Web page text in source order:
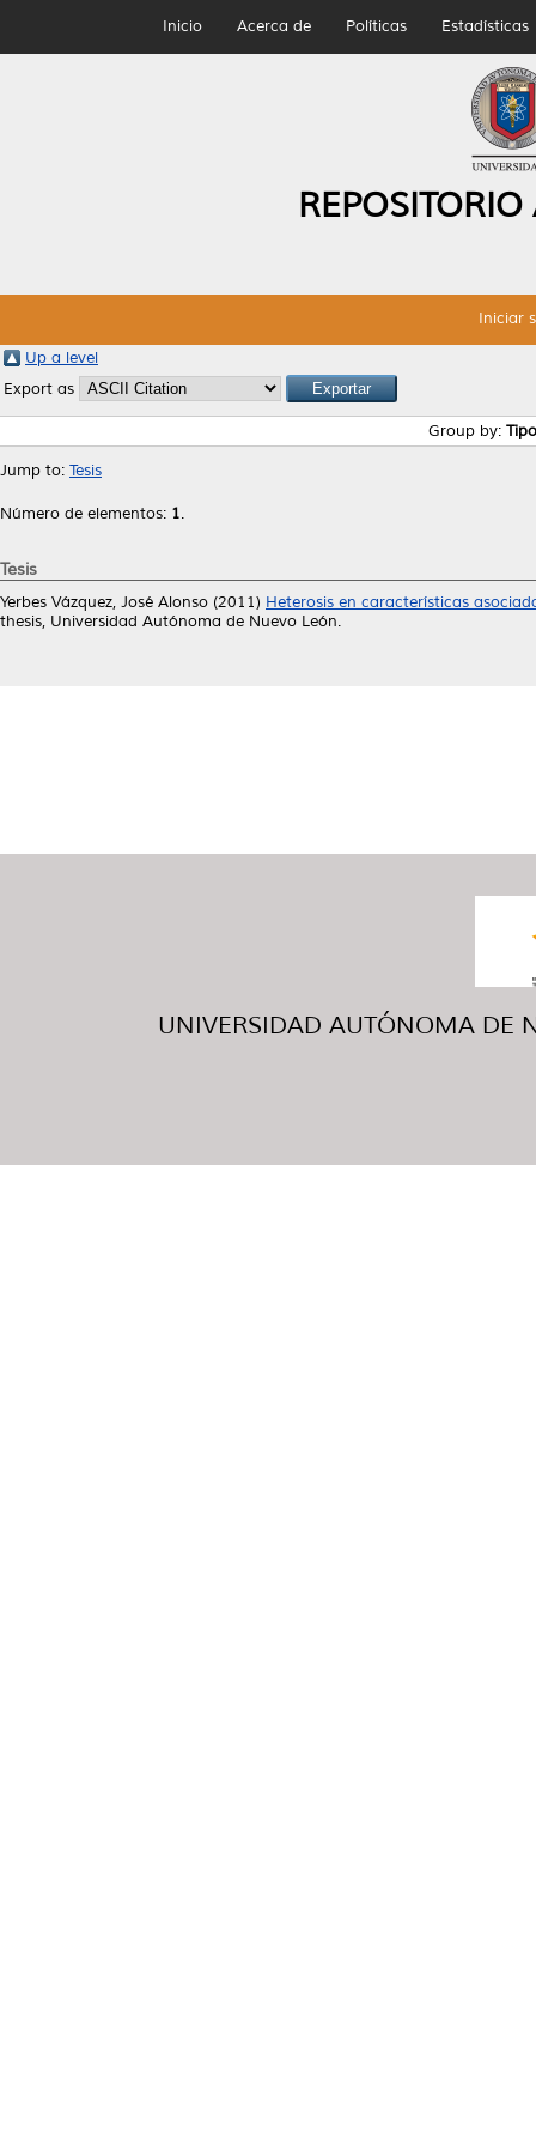
Inicio Acerca de Políticas Estadísticas
Iniciar
Up a level
Export as
Group by:
Jump to: Tesis
Número de elementos: 1.
Tesis
Yerbes Vázquez, José Alonso (2011) Heterosis en características
thesis, Universidad Autónoma de Nuevo León.
UNIVERSIDAD AUTÓNOMA DE